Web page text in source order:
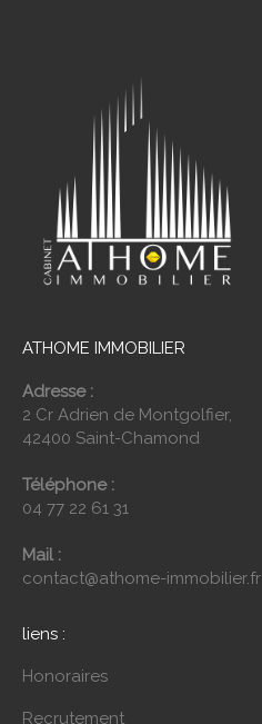
ATHOME IMMOBILIER
Adresse :
2 Cr Adrien de Montgolfier,
42400 Saint-Chamond
Téléphone :
04 77 22 61 31
Mail :
contact@athome-immobilier.fr
liens :
Honoraires
Recrutement